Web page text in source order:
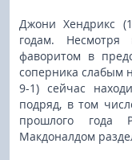
Джони Хендрикс
годам.
фаворитом в
соперника слабым
9-1) сейчас
подряд, в том
прошлого года
Макдоналдом